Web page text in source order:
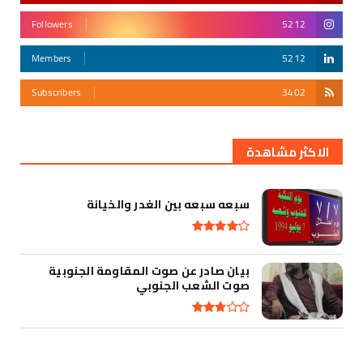
5212
Followers
5212
Members
3402
Subscribers
الاكثر مشاهدة
سبعه سبعه بين الغدر والخيانة
بيان صادر عن صوت المقاومة الجنوبية
صوت الشعب الجنوبي